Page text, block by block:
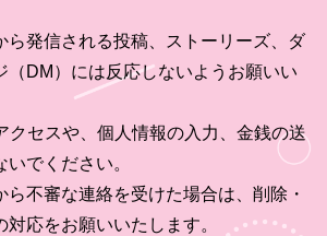
ら発信される投稿、ストーリーズ、ダ
（DM）には反応しないようお願いい
クセスや、個人情報の入力、金銭の送
でください。
不審な連絡を受けた場合は、削除・
応をお願いいたします。